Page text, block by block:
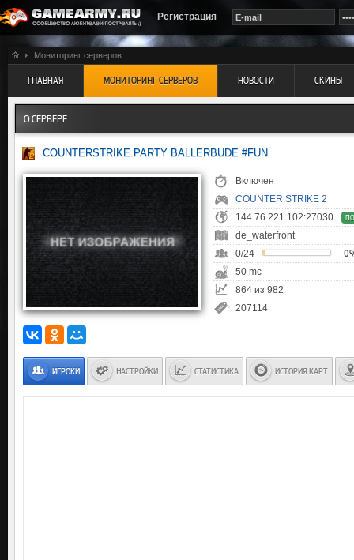
Регистрация
Мониторинг серверов
ГЛАВНАЯ МОНИТОРИНГ СЕРВЕРОВ НОВОСТИ СКИНЫ
О СЕРВЕРЕ
COUNTERSTRIKE.PARTY BALLERBUDE #FUN
Включен
COUNTER STRIKE 2
144.76.221.102:27030
de_waterfront
0/24
50 mc
864 из 982
207114
ИГРОКИ НАСТРОЙКИ СТАТИСТИКА ИСТОРИЯ КАРТ